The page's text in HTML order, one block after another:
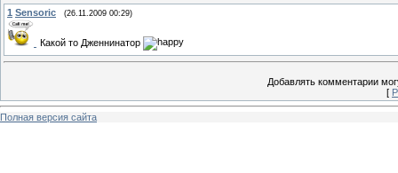
1 Sensoric (26.11.2009 00:29)
Какой то Дженнинатор
Добавлять комментарии
[
Полная версия сайта